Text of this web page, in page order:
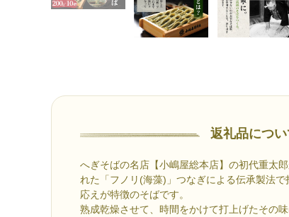
返礼品につい
へぎそばの名店【小嶋屋総本店】の初代重太
れた「フノリ(海藻)」つなぎによる伝承製法
応えが特徴のそばです。
熟成乾燥させて、時間をかけて打上げたその